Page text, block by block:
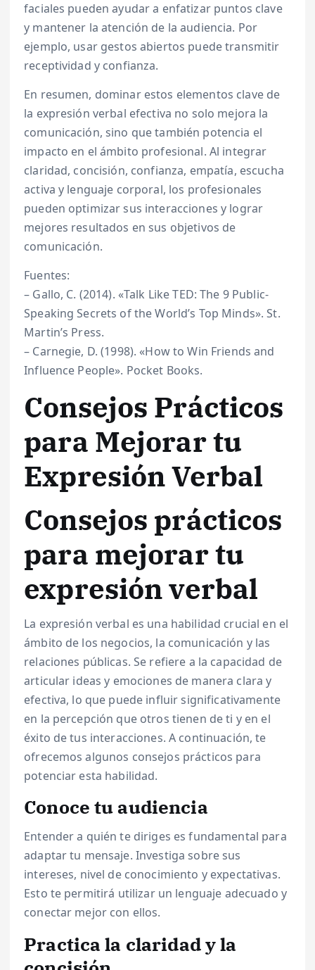
faciales pueden ayudar a enfatizar puntos clave
y mantener la atención de la audiencia. Por
ejemplo, usar gestos abiertos puede transmitir
receptividad y confianza.
En resumen, dominar estos elementos clave de
la expresión verbal efectiva no solo mejora la
comunicación, sino que también potencia el
impacto en el ámbito profesional. Al integrar
claridad, concisión, confianza, empatía, escucha
activa y lenguaje corporal, los profesionales
pueden optimizar sus interacciones y lograr
mejores resultados en sus objetivos de
comunicación.
Fuentes:
– Gallo, C. (2014). «Talk Like TED: The 9 Public-
Speaking Secrets of the World’s Top Minds». St.
Martin’s Press.
– Carnegie, D. (1998). «How to Win Friends and
Influence People». Pocket Books.
Consejos Prácticos
para Mejorar tu
Expresión Verbal
Consejos prácticos
para mejorar tu
expresión verbal
La expresión verbal es una habilidad crucial en el
ámbito de los negocios, la comunicación y las
relaciones públicas. Se refiere a la capacidad de
articular ideas y emociones de manera clara y
efectiva, lo que puede influir significativamente
en la percepción que otros tienen de ti y en el
éxito de tus interacciones. A continuación, te
ofrecemos algunos consejos prácticos para
potenciar esta habilidad.
Conoce tu audiencia
Entender a quién te diriges es fundamental para
adaptar tu mensaje. Investiga sobre sus
intereses, nivel de conocimiento y expectativas.
Esto te permitirá utilizar un lenguaje adecuado y
conectar mejor con ellos.
Practica la claridad y la